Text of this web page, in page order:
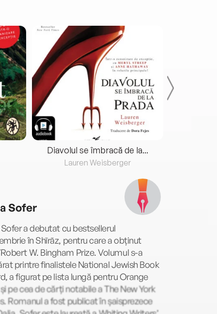
Diavolul se îmbracă de la...
Lauren Weisberger
Sofer
Sofer a debutat cu bestsellerul
în Shīrāz, pentru care a obținut
W. Bingham Prize. Volumul s-a
printre finalistele National Jewish Book
a figurat pe lista lungă pentru Orange
pe cea de cărți notabile a The New York
Romanul a fost publicat în șaisprezece